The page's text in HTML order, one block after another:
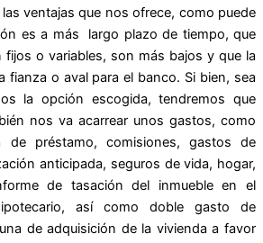
ventajas que nos ofrece, como puede
es a más largo plazo de tiempo, que
fijos o variables, son más bajos y que la
fianza o aval para el banco. Si bien, sea
la opción escogida, tendremos que
nos va acarrear unos gastos, como
préstamo, comisiones, gastos de
anticipada, seguros de vida, hogar,
de tasación del inmueble en el
así como doble gasto de
de adquisición de la vivienda a favor